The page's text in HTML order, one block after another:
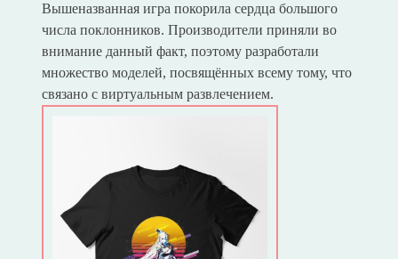
Вышеназванная игра покорила сердца большого
числа поклонников. Производители приняли во
внимание данный факт, поэтому разработали
множество моделей, посвящённых всему тому, что
связано с виртуальным развлечением.